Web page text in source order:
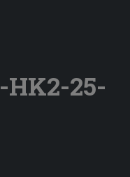
HK2-25-